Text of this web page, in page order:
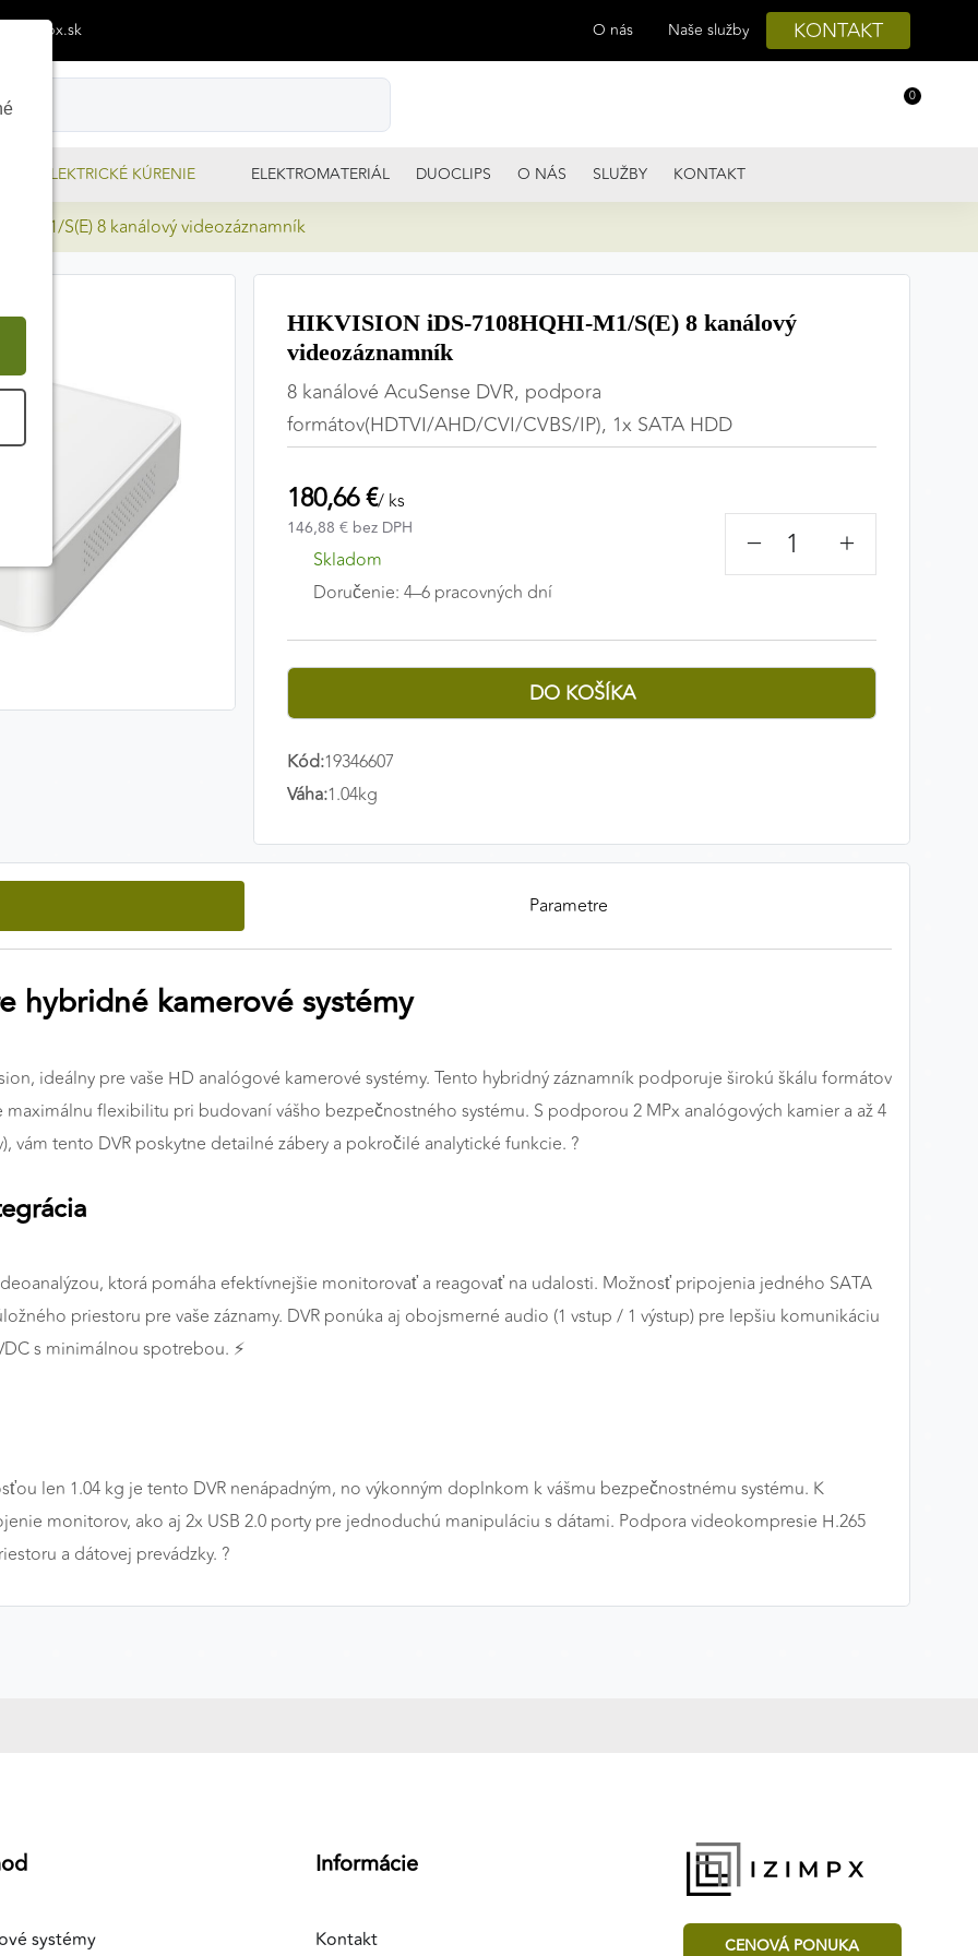
O nás Naše služby KONTAKT
0
ELEKTRICKÉ KÚRENIE ELEKTROMATERIÁL DUOCLIPS O NÁS SLUŽBY KONTAKT
M1/S(E) 8 kanálový videozáznamník
HIKVISION iDS-7108HQHI-M1/S(E) 8 kanálový
videozáznamník
8 kanálové AcuSense DVR, podpora
formátov(HDTVI/AHD/CVI/CVBS/IP), 1x SATA HDD
180,66 €/ ks
146,88 € bez DPH
Skladom
Doručenie: 4–6 pracovných dní
− +
Kód:19346607
Váha:1.04kg
Parametre
hybridné kamerové systémy
ideálny pre vaše HD analógové kamerové systémy. Tento hybridný záznamník podporuje širokú škálu formátov
maximálnu flexibilitu pri budovaní vášho bezpečnostného systému. S podporou 2 MPx analógových kamier a až 4
vám tento DVR poskytne detailné zábery a pokročilé analytické funkcie. ?
ktorá pomáha efektívnejšie monitorovať a reagovať na udalosti. Možnosť pripojenia jedného SATA
priestoru pre vaše záznamy. DVR ponúka aj obojsmerné audio (1 vstup / 1 výstup) pre lepšiu komunikáciu
s minimálnou spotrebou. ⚡
len 1.04 kg je tento DVR nenápadným, no výkonným doplnkom k vášmu bezpečnostnému systému. K
monitorov, ako aj 2x USB 2.0 porty pre jednoduchú manipuláciu s dátami. Podpora videokompresie H.265
a dátovej prevádzky. ?️
systémy
Informácie
Kontakt CENOVÁ PONUKA